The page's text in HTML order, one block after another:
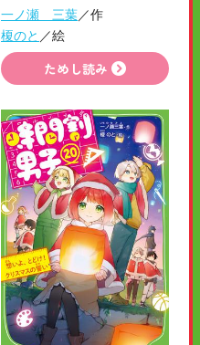
一ノ瀬 三葉／作
榎のと ／絵
ためし読み